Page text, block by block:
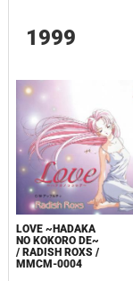
1999
LOVE ~HADAKA
NO KOKORO DE~
/ RADISH ROXS /
MMCM-0004